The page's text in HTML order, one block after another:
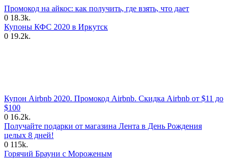
Промокод на айкос: как получить, где взять, что дает
0 18.3k.
Купоны КФС 2020 в Иркутск
0 19.2k.
Купон Airbnb 2020. Промокод Airbnb. Скидка Airbnb от $11 до
$100
0 16.2k.
Получайте подарки от магазина Лента в День Рождения
целых 8 дней!
0 115k.
Горячий Брауни с Мороженым